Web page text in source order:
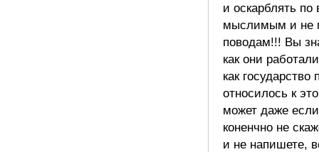
и оскарблять по
мыслимым и не
поводам!!! Вы
как они
как государство
относилось к
может даже
коненчно не
и не напишете,